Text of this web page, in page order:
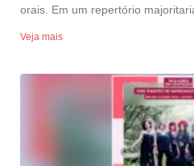
orais. Em um repertório
Veja mais